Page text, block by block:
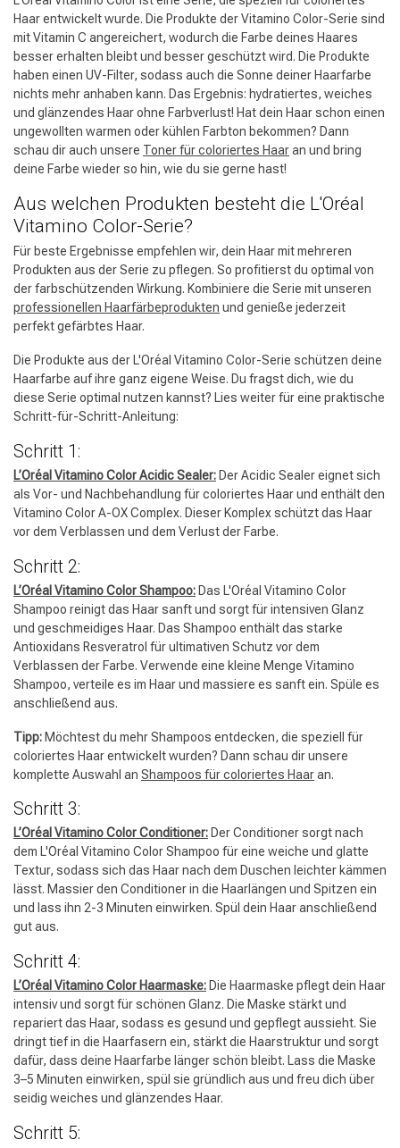
Haar entwickelt wurde. Die Produkte der Vitamino Color-Serie sind
mit Vitamin C angereichert, wodurch die Farbe deines Haares
besser erhalten bleibt und besser geschützt wird. Die Produkte
haben einen UV-Filter, sodass auch die Sonne deiner Haarfarbe
nichts mehr anhaben kann. Das Ergebnis: hydratiertes, weiches
und glänzendes Haar ohne Farbverlust! Hat dein Haar schon einen
ungewollten warmen oder kühlen Farbton bekommen? Dann
schau dir auch unsere Toner für coloriertes Haaran und bring
deine Farbe wieder so hin, wie du sie gerne hast!
Aus welchen Produkten besteht die L'Oréal
Vitamino Color-Serie?
Für beste Ergebnisse empfehlen wir, dein Haar mit mehreren
Produkten aus der Serie zu pflegen. So profitierst du optimal von
der farbschützenden Wirkung. Kombiniere die Serie mit unseren
professionellen Haarfärbeprodukten und genieße jederzeit
perfekt gefärbtes Haar.
Die Produkte aus der L'Oréal Vitamino Color-Serie schützen deine
Haarfarbe auf ihre ganz eigene Weise. Du fragst dich, wie du
diese Serie optimal nutzen kannst? Lies weiter für eine praktische
Schritt-für-Schritt-Anleitung:
Schritt 1:
L’Oréal Vitamino Color Acidic Sealer: Der Acidic Sealer eignet sich
als Vor- und Nachbehandlung für coloriertes Haar und enthält den
Vitamino Color A-OX Complex. Dieser Komplex schützt das Haar
vor dem Verblassen und dem Verlust der Farbe.
Schritt 2:
L’Oréal Vitamino Color Shampoo: Das L'Oréal Vitamino Color
Shampoo reinigt das Haar sanft und sorgt für intensiven Glanz
und geschmeidiges Haar. Das Shampoo enthält das starke
Antioxidans Resveratrol für ultimativen Schutz vor dem
Verblassen der Farbe. Verwende eine kleine Menge Vitamino
Shampoo, verteile es im Haar und massiere es sanft ein. Spüle es
anschließend aus.
Tipp:Möchtest du mehr Shampoos entdecken, die speziell für
coloriertes Haar entwickelt wurden? Dann schau dir unsere
komplette Auswahl an Shampoos für coloriertes Haaran.
Schritt 3:
L’Oréal Vitamino Color Conditioner: Der Conditioner sorgt nach
dem L'Oréal Vitamino Color Shampoo für eine weiche und glatte
Textur, sodass sich das Haar nach dem Duschen leichter kämmen
lässt. Massier den Conditioner in die Haarlängen und Spitzen ein
und lass ihn 2-3 Minuten einwirken. Spül dein Haar anschließend
gut aus.
Schritt 4:
L’Oréal Vitamino Color Haarmaske: Die Haarmaske pflegt dein Haar
intensiv und sorgt für schönen Glanz. Die Maske stärkt und
repariert das Haar, sodass es gesund und gepflegt aussieht. Sie
dringt tief in die Haarfasern ein, stärkt die Haarstruktur und sorgt
dafür, dass deine Haarfarbe länger schön bleibt. Lass die Maske
3–5 Minuten einwirken, spül sie gründlich aus und freu dich über
seidig weiches und glänzendes Haar.
Schritt 5: